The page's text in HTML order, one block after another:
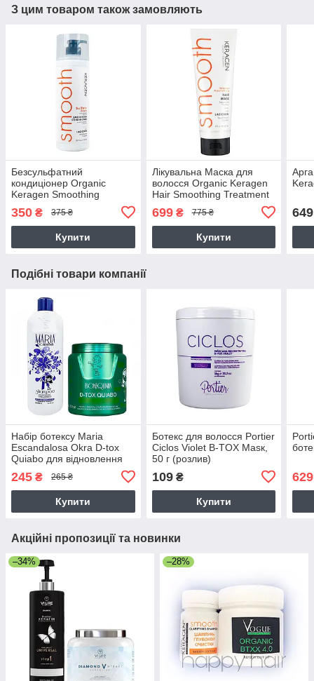
З цим товаром також замовляють
Безсульфатний
кондиціонер Organic
Keragen Smoothing
Conditioner з кератином,
250 г (розлив)
350 ₴ 375 ₴
Купити
Лікувальна Маска для
волосся Organic Keragen
Hair Smoothing Treatment
699₴ 775 ₴
Купити
649
Подібні товари компанії
Набір ботексу Maria
Escandalosa Okra D-tox
Quiabo для відновлення
50+100 г (розлив)
245 ₴ 265 ₴
Купити
Ботекс для волосся Portier
Ciclos Violet B-TOX Маѕк,
50 г (розлив)
109₴
Купити
629
Акційні пропозиції та новинки
–34% –28%